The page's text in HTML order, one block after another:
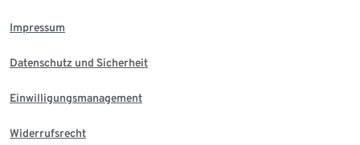
Impressum
Datenschutz und Sicherheit
Einwilligungsmanagement
Widerrufsrecht